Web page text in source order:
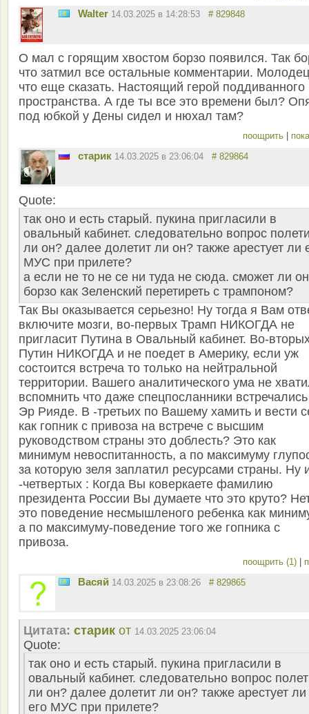
Walter 14.03.2025 в 14:28:53 # 829848
О мал с горящим хвостом борзо появился. Так
что затмил все остальные комментарии. Молодец
что еще сказать. Настоящий герой поддиванного
пространства. А где ты все это времени был?
под юбкой у Дены сидел и нюхал там?
поощрить
старик 14.03.2025 в 23:06:04 # 829864
Quote:
так оно и есть старый. пукина пригласили в
овальный кабинет. следовательно вопрос
ли он? далее долетит ли он? также арестует ли
МУС при прилете?
а если не то не се ни туда не сюда. сможет ли он
борзо как Зеленский перетиреть с трампоном?
Так Вы оказывается серьезно! Ну тогда я Вам
включите мозги, во-первых Трамп НИКОГДА не
пригласит Путина в Овальный кабинет. Во-
Путин НИКОГДА и не поедет в Америку, если уж
состоится встреча то только на нейтральной
территории. Вашего аналитического ума не
вспомнить что даже спецпосланники
Эр Рияде. В -третьих по Вашему хамить и вести
как гопник с привоза на встрече с высшим
руководством страны это доблесть? Это как
минимум невоспитанность, а по максимуму
за которую зеля заплатил ресурсами страны. Ну
-четвертых : Когда Вы коверкаете фамилию
президента России Вы думаете что это круто?
это поведение несмышленого ребенка как
а по максимуму-поведение того же гопника с
привоза.
поощрить (1)
Васяй 14.03.2025 в 23:08:26 # 829865
Цитата: старик от 14.03.2025 23:06:04
Quote:
так оно и есть старый. пукина пригласили в
овальный кабинет. следовательно вопрос
ли он? далее долетит ли он? также арестует ли
его МУС при прилете?